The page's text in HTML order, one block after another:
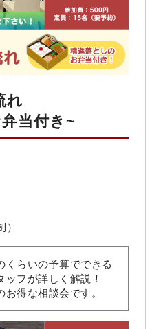
れ
当付き~
くらいの予算でできる
フが詳しく解説！
得な相談会です。